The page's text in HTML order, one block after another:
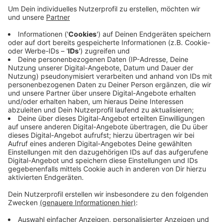
Die Frauenmannschaft von Blau-Weiss Aachen ist
erstmals Deutscher Meister in der Tennis-Bundesliga.
Am letzten Spieltag setzten sich die Aachenerinnen
auswärts beim TC Waldau Stuttgart mit 7:2 durch.
Bereits nach den Einzeln stand es 6:0, der
entscheidende fünfte Punkt gelang Aleksandra Krunic
im Champions Tiebreak. Damit war der Titel vorzeitig
gesichert.
Für Aachen ist es der erste Meistertitel in der
Vereinsgeschichte.
Anzeige